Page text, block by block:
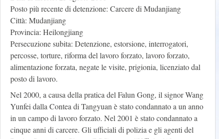
Posto più recente di detenzione: Carcere di Mudanjiang
Città: Mudanjiang
Provincia: Heilongjiang
Persecuzione subita: Detenzione, estorsione, interrogatori,
percosse, torture, riforma del lavoro forzato, lavoro forzato,
alimentazione forzata, negate le visite, prigionia, licenziato dal
posto di lavoro.
Nel 2000, a causa della pratica del Falun Gong, il signor Wang
Yunfei dalla Contea di Tangyuan è stato condannato a un anno
in un campo di lavoro forzato. Nel 2001 è stato condannato a
cinque anni di carcere. Gli ufficiali di polizia e gli agenti del